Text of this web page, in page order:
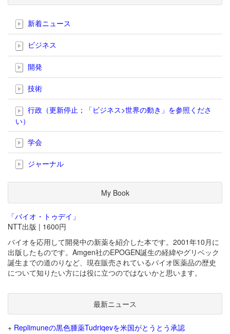
新着ニュース
ビジネス
開発
技術
行政（更新停止；「ビジネス>世界の動き」を参照くださ
い）
学会
ジャーナル
My Book
「バイオ・トゥデイ」
NTT出版 | 1600円
バイオを応用して開発中の新薬を紹介した本です。2001年10月に
出版したものです。Amgen社のEPOGEN誕生の経緯やグリベック
誕生までの道のりなど、現在販売されているバイオ医薬品の歴史
について知りたい方には役に立つのではないかと思います。
最新ニュース
+ Replimuneの黒色腫薬Tudriqevを米国がとうとう承認